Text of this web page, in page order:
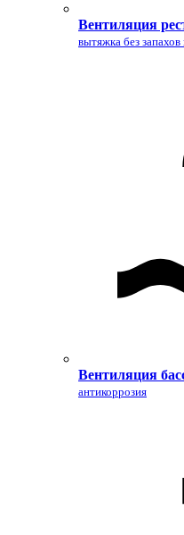
Вентиляция
вытяжка без запахов
Вентиляция
антикоррозия